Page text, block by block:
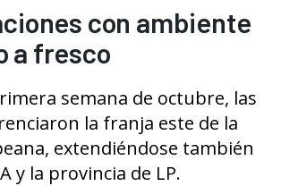
con ambiente
a fresco
semana de octubre, las
la franja este de la
extendiéndose también
y la provincia de LP.